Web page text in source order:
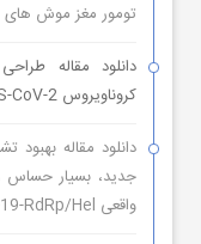
تومور مغز موش های U87
کروناویروس SARS-CoV-2 جدید
واقعی COVID-19-RdRp/Hel